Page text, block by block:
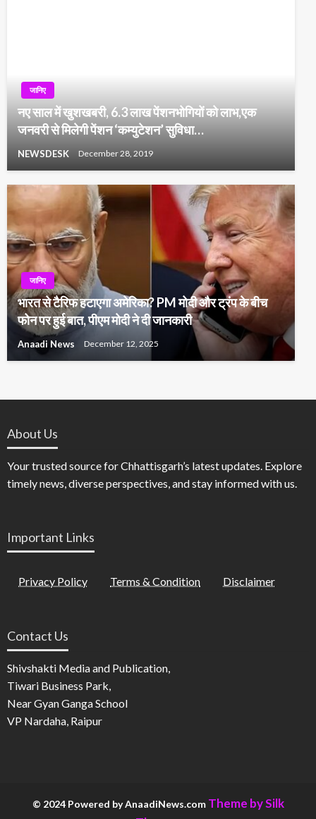
जानिए
नए साल में खुशखबरी, 6.3 लाख पेंशनभोगियों को लाभ,एक
जनवरी से मिलेगी पेंशन ‘कम्युटेशन’ सुविधा…
NEWSDESK December 28, 2019
जानिए
भारत से टैरिफ हटाएगा अमेरिका? PM मोदी और ट्रंप के बीच
फोन पर हुई बात, पीएम मोदी ने दी जानकारी
Anaadi News December 12, 2025
About Us
Your trusted source for Chhattisgarh’s latest updates. Explore
timely news, diverse perspectives, and stay informed with us.
Important Links
Privacy Policy Terms & Condition Disclaimer
Contact Us
Shivshakti Media and Publication,
Tiwari Business Park,
Near Gyan Ganga School
VP Nardaha, Raipur
© 2024 Powered by AnaadiNews.com Theme by Silk